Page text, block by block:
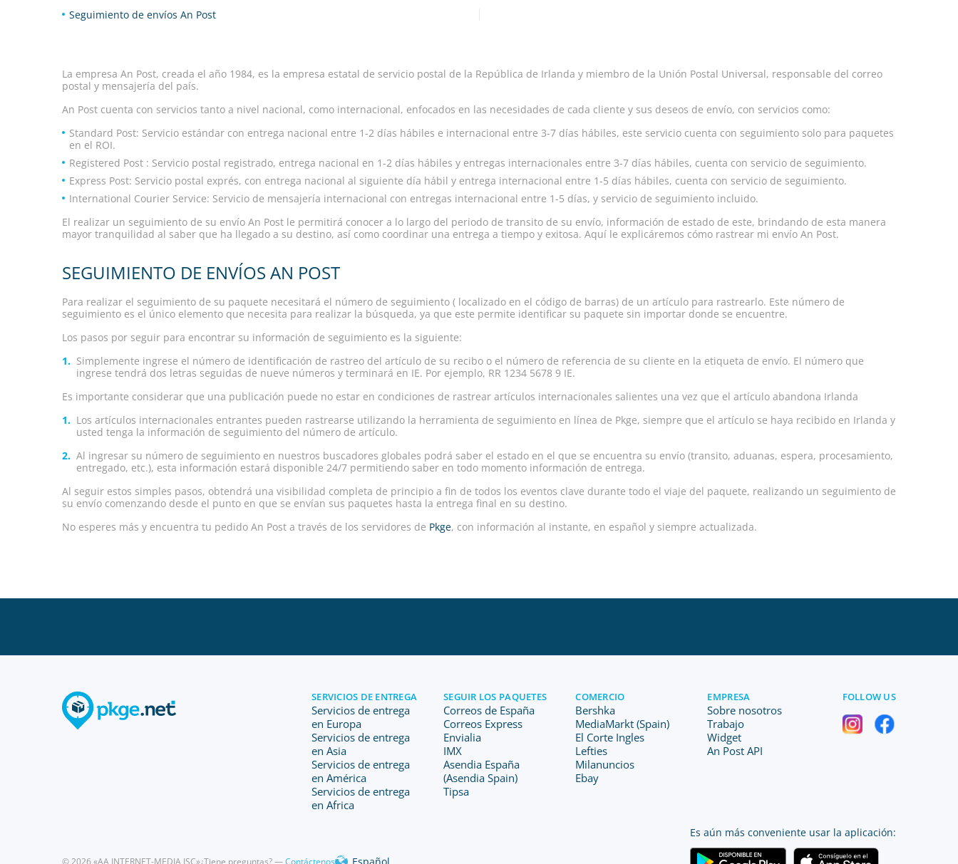
Seguimiento de envíos An Post
La empresa An Post, creada el año 1984, es la empresa estatal de servicio postal de la República de Irlanda y miembro de la Unión Postal Universal, responsable del correo
postal y mensajería del país.
An Post cuenta con servicios tanto a nivel nacional, como internacional, enfocados en las necesidades de cada cliente y sus deseos de envío, con servicios como:
Standard Post: Servicio estándar con entrega nacional entre 1-2 días hábiles e internacional entre 3-7 días hábiles, este servicio cuenta con seguimiento solo para paquetes
en el ROI.
Registered Post : Servicio postal registrado, entrega nacional en 1-2 días hábiles y entregas internacionales entre 3-7 días hábiles, cuenta con servicio de seguimiento.
Express Post: Servicio postal exprés, con entrega nacional al siguiente día hábil y entrega internacional entre 1-5 días hábiles, cuenta con servicio de seguimiento.
International Courier Service: Servicio de mensajería internacional con entregas internacional entre 1-5 días, y servicio de seguimiento incluido.
El realizar un seguimiento de su envío An Post le permitirá conocer a lo largo del periodo de transito de su envío, información de estado de este, brindando de esta manera
mayor tranquilidad al saber que ha llegado a su destino, así como coordinar una entrega a tiempo y exitosa. Aquí le explicáremos cómo rastrear mi envío An Post.
SEGUIMIENTO DE ENVÍOS AN POST
Para realizar el seguimiento de su paquete necesitará el número de seguimiento ( localizado en el código de barras) de un artículo para rastrearlo. Este número de
seguimiento es el único elemento que necesita para realizar la búsqueda, ya que este permite identificar su paquete sin importar donde se encuentre.
Los pasos por seguir para encontrar su información de seguimiento es la siguiente:
Simplemente ingrese el número de identificación de rastreo del artículo de su recibo o el número de referencia de su cliente en la etiqueta de envío. El número que
ingrese tendrá dos letras seguidas de nueve números y terminará en IE. Por ejemplo, RR 1234 5678 9 IE.
Es importante considerar que una publicación puede no estar en condiciones de rastrear artículos internacionales salientes una vez que el artículo abandona Irlanda
Los artículos internacionales entrantes pueden rastrearse utilizando la herramienta de seguimiento en línea de Pkge, siempre que el artículo se haya recibido en Irlanda y
usted tenga la información de seguimiento del número de artículo.
Al ingresar su número de seguimiento en nuestros buscadores globales podrá saber el estado en el que se encuentra su envío (transito, aduanas, espera, procesamiento,
entregado, etc.), esta información estará disponible 24/7 permitiendo saber en todo momento información de entrega.
Al seguir estos simples pasos, obtendrá una visibilidad completa de principio a fin de todos los eventos clave durante todo el viaje del paquete, realizando un seguimiento de
su envío comenzando desde el punto en que se envían sus paquetes hasta la entrega final en su destino.
No esperes más y encuentra tu pedido An Post a través de los servidores de Pkge, con información al instante, en español y siempre actualizada.
SERVICIOS DE ENTREGA
Servicios de entrega
en Europa
Servicios de entrega
en Asia
Servicios de entrega
en América
Servicios de entrega
en Africa
SEGUIR LOS PAQUETES
Correos de España
Correos Express
Envialia
IMX
Asendia España
(Asendia Spain)
Tipsa
COMERCIO
Bershka
MediaMarkt (Spain)
El Corte Ingles
Lefties
Milanuncios
Ebay
EMPRESA
Sobre nosotros
Trabajo
Widget
An Post API
FOLLOW US
© 2026 «AA INTERNET-MEDIA JSC»¿Tiene preguntas? —Contáctenos Español
Es aún más conveniente usar la aplicación: